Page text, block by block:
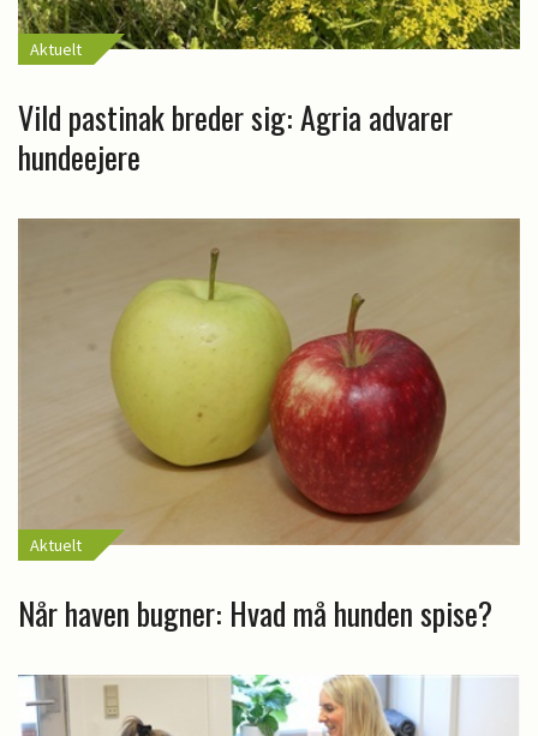
Aktuelt
Vild pastinak breder sig: Agria advarer
hundeejere
Aktuelt
Når haven bugner: Hvad må hunden spise?